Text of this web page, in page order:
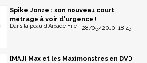
Spike Jonze : son nouveau court
métrage à voir d'urgence !
28/05/2010, 18:45
Dans la peau d'Arcade Fire
[MAJ] Max et les Maximonstres en DVD